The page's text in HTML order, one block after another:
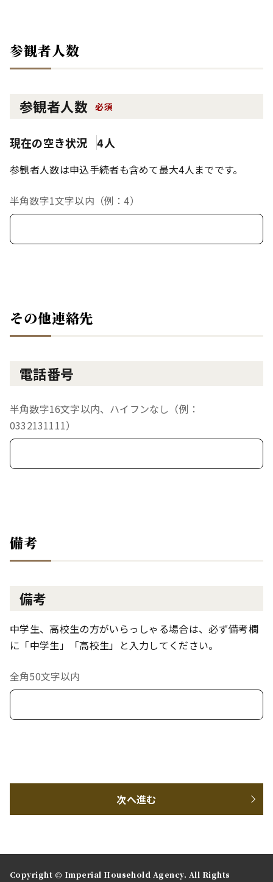
参観者人数
参観者人数 必須
現在の空き状況 4人
参観者人数は申込手続者も含めて最大4人までです。
半角数字1文字以内（例：4）
その他連絡先
電話番号
半角数字16文字以内、ハイフンなし（例：
0332131111）
備考
備考
中学生、高校生の方がいらっしゃる場合は、必ず備考欄
に「中学生」「高校生」と入力してください。
全角50文字以内
次へ進む
Copyright © Imperial Household Agency. All Rights